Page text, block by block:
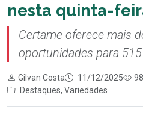
nesta quinta-
Certame oferece mais
oportunidades para
Gilvan Costa 11/12/2025
Destaques, Variedades